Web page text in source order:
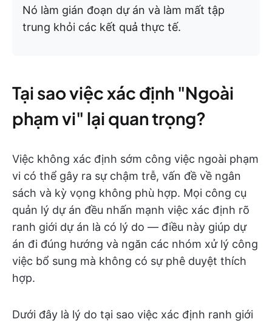
Nó làm gián đoạn dự án và làm mất tập
trung khỏi các kết quả thực tế.
Tại sao việc xác định "Ngoài
phạm vi" lại quan trọng?
Việc không xác định sớm công việc ngoài phạm
vi có thể gây ra sự chậm trễ, vấn đề về ngân
sách và kỳ vọng không phù hợp. Mọi công cụ
quản lý dự án đều nhấn mạnh việc xác định rõ
ranh giới dự án là có lý do — điều này giúp dự
án đi đúng hướng và ngăn các nhóm xử lý công
việc bổ sung mà không có sự phê duyệt thích
hợp.
Dưới đây là lý do tại sao việc xác định ranh giới